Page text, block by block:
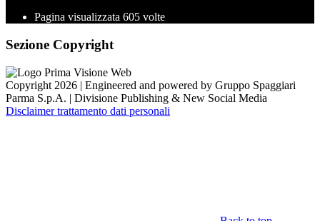
Pagina visualizzata 605 volte
Sezione Copyright
Copyright 2026 | Engineered and powered by Gruppo Spaggiari
Parma S.p.A. | Divisione Publishing & New Social Media
Disclaimer trattamento dati personali